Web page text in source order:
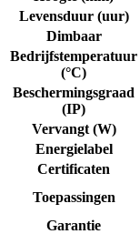
Levensduur (uur)
Dimbaar
Bedrijfstemperatuur
(°C)
Beschermingsgraad
(IP)
Vervangt (W)
Energielabel
Certificaten
Toepassingen
Garantie